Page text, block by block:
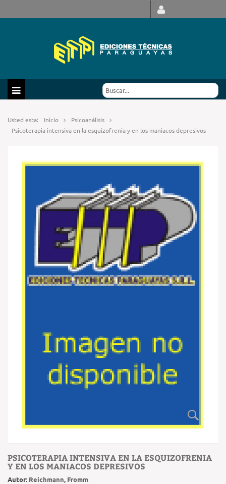
Usted esta: Inicio
Psicoanálisis
Psicoterapia intensiva en la esquizofrenia y en los maniacos depresivos
PSICOTERAPIA INTENSIVA EN LA ESQUIZOFRENIA
Y EN LOS MANIACOS DEPRESIVOS
Autor: Reichmann, Fromm